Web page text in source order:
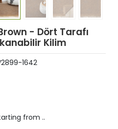
- Dört Tarafı
Kilim
1642
from ..